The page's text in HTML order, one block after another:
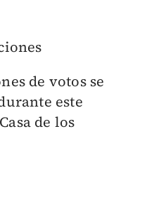
de votos se
este
de los